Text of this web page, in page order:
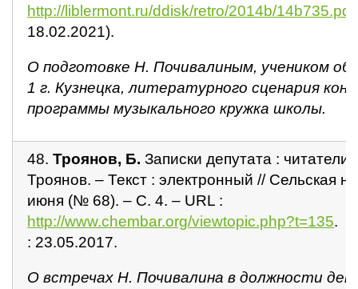
http://liblermont.ru/ddisk/retro/2014b/14b735.pdf
18.02.2021).
О подготовке Н. Почивалиным, учеником
1 г. Кузнецка, литературного сценария
программы музыкального кружка школы.
48. Троянов, Б. Записки депутата : читатели
Троянов. – Текст : электронный // Сельская
июня (№ 68). – С. 4. – URL :
http://www.chembar.org/viewtopic.php?t=135. —
: 23.05.2017.
О встречах Н. Почивалина в должности